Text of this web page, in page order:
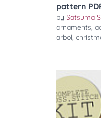
pattern
by Satsuma
ornaments,
arbol,